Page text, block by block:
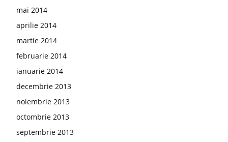
mai 2014
aprilie 2014
martie 2014
februarie 2014
ianuarie 2014
decembrie 2013
noiembrie 2013
octombrie 2013
septembrie 2013